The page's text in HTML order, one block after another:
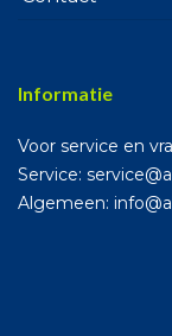
Informatie
Voor service en
Service:
Algemeen: